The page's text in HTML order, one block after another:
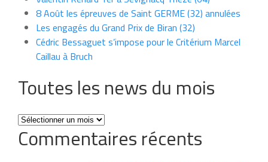
8 Août les épreuves de Saint GERME (32) annulées
Les engagés du Grand Prix de Biran (32)
Cédric Bessaguet s’impose pour le Critérium Marcel
Caillau à Bruch
Toutes les news du mois
Toutes
les
news
Commentaires récents